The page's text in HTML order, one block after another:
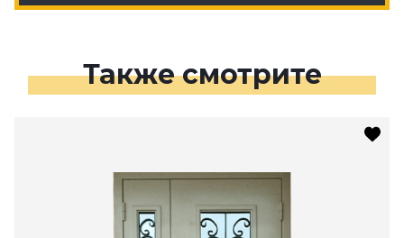
Также смотрите